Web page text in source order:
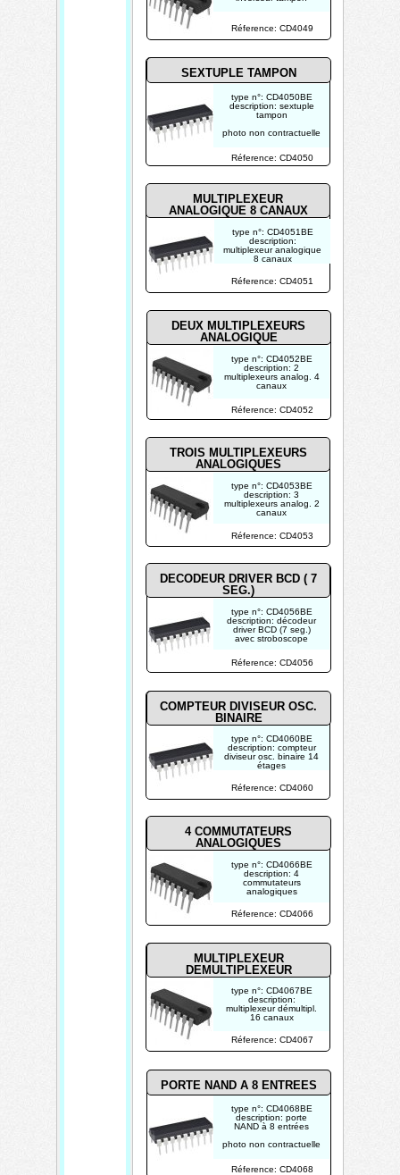
Réference: CD4049
type n°: CD4050BE
description: sextuple
tampon
photo non contractuelle
Réference: CD4050
Réference: CD4051
Réference: CD4052
Réference: CD4053
Réference: CD4056
Réference: CD4060
Réference: CD4067
Réference: CD4066
Réference: CD4068
type n°: CD4051BE
description:
multiplexeur analogique
8 canaux
photo non contractuelle
type n°: CD4053BE
description: 3
multiplexeurs analog. 2
canaux
photo non contractuelle
type n°: CD4052BE
description: 2
multiplexeurs analog. 4
canaux
type n°: CD4060BE
description: compteur
diviseur osc. binaire 14
étages
photo non contractuelle
type n°: CD4056BE
description: décodeur
driver BCD (7 seg.)
avec stroboscope
type n°: CD4066BE
description: 4
commutateurs
analogiques
photo non contractuelle
type n°: CD4067BE
description:
multiplexeur démultipl.
16 canaux
photo non contractuelle
type n°: CD4068BE
description: porte
NAND à 8 entrées
photo non contractuelle
SEXTUPLE TAMPON
MULTIPLEXEUR
ANALOGIQUE 8 CANAUX
DEUX MULTIPLEXEURS
ANALOGIQUE
TROIS MULTIPLEXEURS
ANALOGIQUES
DECODEUR DRIVER BCD ( 7
SEG.)
COMPTEUR DIVISEUR OSC.
BINAIRE
4 COMMUTATEURS
ANALOGIQUES
MULTIPLEXEUR
DEMULTIPLEXEUR
PORTE NAND A 8 ENTREES